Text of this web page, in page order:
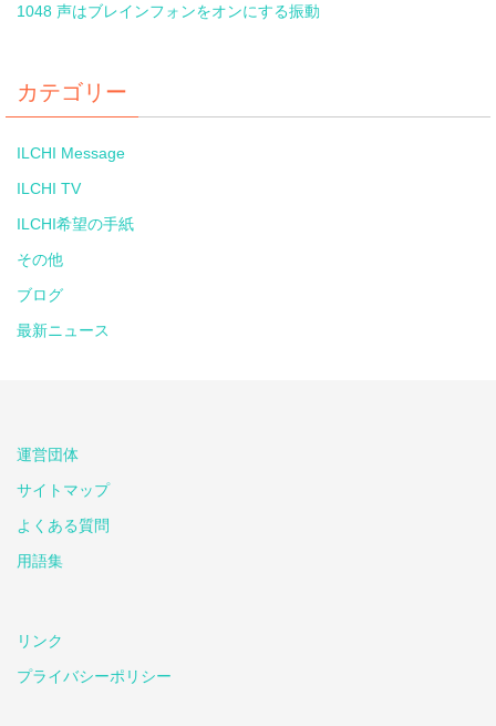
1048 声はブレインフォンをオンにする振動
カテゴリー
ILCHI Message
ILCHI TV
ILCHI希望の手紙
その他
ブログ
最新ニュース
運営団体
サイトマップ
よくある質問
用語集
リンク
プライバシーポリシー